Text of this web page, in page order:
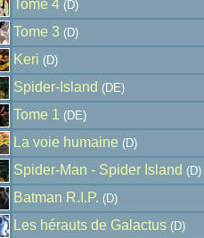
Tome 4 (D)
Tome 3 (D)
Keri (D)
Spider-Island (DE)
Tome 1
(DE)
La voie humaine (D)
Spider-Man - Spider Island (D)
Batman R.I.P. (D)
Les hérauts de Galactus (D)